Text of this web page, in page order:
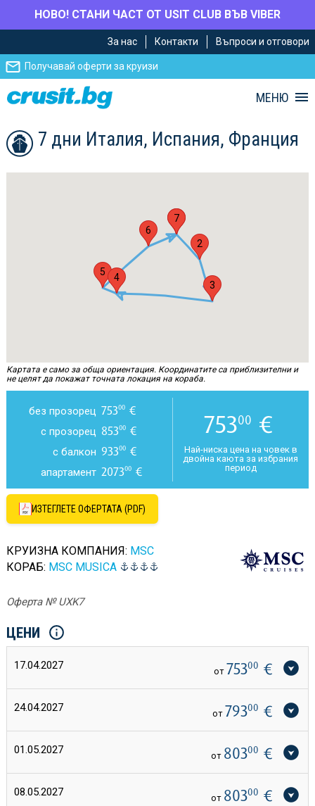
НОВО! СТАНИ ЧАСТ ОТ USIT CLUB ВЪВ VIBER
главното
съдържание
Навигацията
За нас Контакти Въпроси и отговори
Получавай оферти за круизи
МЕНЮ
7 дни Италия, Испания, Франция
1
2
3
4
5
6
7
Картата е само за обща ориентация. Координатите са приблизителни и
не целят да покажат точната локация на кораба.
без прозорец 75300€
с прозорец 85300€
с балкон 93300€
апартамент 207300€
75300 €
Най-ниска цена на човек в
двойна каюта за избрания
период
ИЗТЕГЛЕТЕ ОФЕРТАТА (PDF)
КРУИЗНА КОМПАНИЯ: MSC
КОРАБ: MSC MUSICA
Оферта № UXK7
ЦЕНИ
17.04.2027 от 75300 €
24.04.2027 от 79300 €
01.05.2027 от 80300 €
08.05.2027 от 80300 €